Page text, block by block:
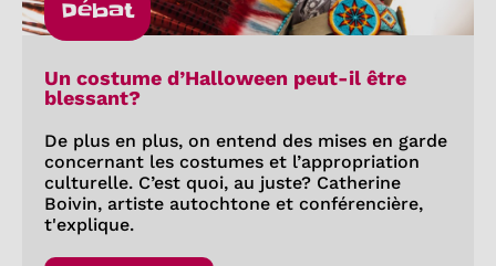
Débat
Un costume d’Halloween peut-il être
blessant?
De plus en plus, on entend des mises en garde
concernant les costumes et l’appropriation
culturelle. C’est quoi, au juste? Catherine
Boivin, artiste autochtone et conférencière,
t'explique.